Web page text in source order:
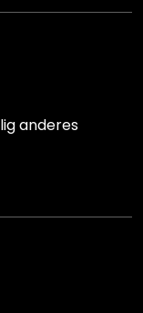
anderes